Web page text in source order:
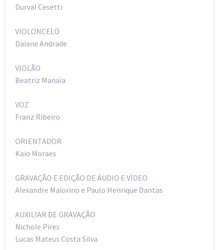
Durval Cesetti
VIOLONCELO
Daiane Andrade
VIOLÃO
Beatriz Manaia
VOZ
Franz Ribeiro
ORIENTADOR
Kaio Moraes
GRAVAÇÃO E EDIÇÃO DE ÁUDIO E VÍDEO
Alexandre Maiorino e Paulo Henrique Dantas
AUXILIAR DE GRAVAÇÃO
Nichole Pires
Lucas Mateus Costa Silva